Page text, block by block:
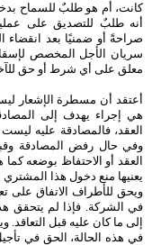
كانت، أم هو طلبٌ للسماح
أنه طلبٌ للتصديق على
صراحةً أو ضمنيًا بعد انقضاء
سريان الأجل المخصص
معلق على أي شرط أو حق
أعتقد أن مسطرة الإشعار
هي إجراء يهدف إلى
العقد، فالمصادقة عليه
وفي حال رفض المصادقة
العقد أو الاحتفاظ بوضعه
يعنيها منع دخول هذا
ويحق للأطراف الاتفاق
في الشركة. فإذا لم يتحقق
إلى ما كان عليه قبل
في هذه الحالة، الحق في